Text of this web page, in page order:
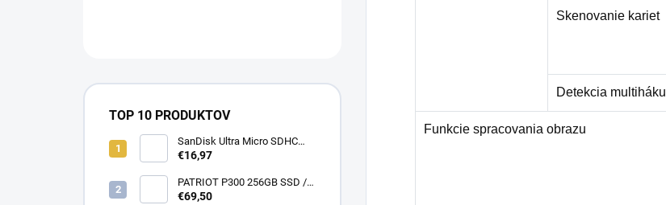
TOP 10 PRODUKTOV
SanDisk Ultra Micro SDHC
32GB 120MB/s A1+ada
€16,97
PATRIOT P300 256GB SSD /
Interní / M.2 PCIe Gen3 x4
€69,50
Skenovanie kariet
Detekcia multiháku
Funkcie spracovania obrazu